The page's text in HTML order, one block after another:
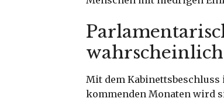
wahrscheinlich
Mit dem
kommenden Monaten wird